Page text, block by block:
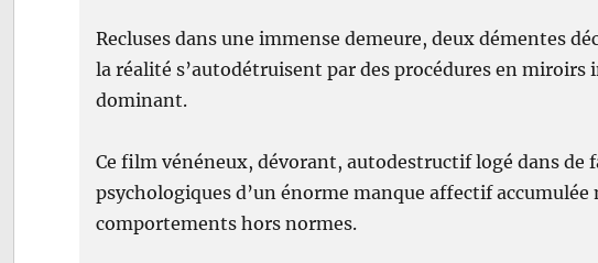
Recluses dans une immense demeure, deux démentes
la réalité s’autodétruisent par des procédures en
dominant.
Ce film vénéneux, dévorant, autodestructif logé dans de
psychologiques d’un énorme manque affectif
comportements hors normes.